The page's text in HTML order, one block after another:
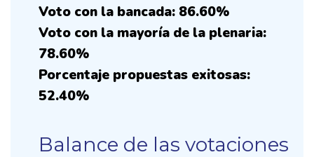
Voto con la bancada: 86.60%
Voto con la mayoría de la plenaria:
78.60%
Porcentaje propuestas exitosas:
52.40%
Balance de las votaciones